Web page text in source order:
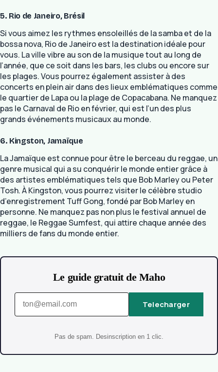
5. Rio de Janeiro, Brésil
Si vous aimez les rythmes ensoleillés de la samba et de la
bossa nova, Rio de Janeiro est la destination idéale pour
vous. La ville vibre au son de la musique tout au long de
l’année, que ce soit dans les bars, les clubs ou encore sur
les plages. Vous pourrez également assister à des
concerts en plein air dans des lieux emblématiques comme
le quartier de Lapa ou la plage de Copacabana. Ne manquez
pas le Carnaval de Rio en février, qui est l’un des plus
grands événements musicaux au monde.
6. Kingston, Jamaïque
La Jamaïque est connue pour être le berceau du reggae, un
genre musical qui a su conquérir le monde entier grâce à
des artistes emblématiques tels que Bob Marley ou Peter
Tosh. À Kingston, vous pourrez visiter le célèbre studio
d’enregistrement Tuff Gong, fondé par Bob Marley en
personne. Ne manquez pas non plus le festival annuel de
reggae, le Reggae Sumfest, qui attire chaque année des
milliers de fans du monde entier.
Le guide gratuit de Maho
Telecharger
Pas de spam. Desinscription en 1 clic.